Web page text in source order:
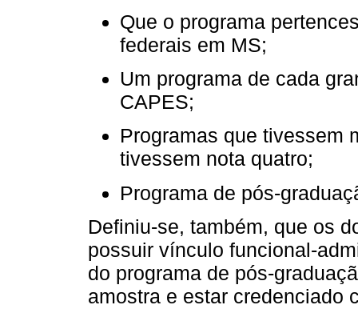
Que o programa
federais em MS;
Um programa de cada
CAPES;
Programas que tivessem
tivessem nota quatro;
Programa de pós-
Definiu-se, também, que os
possuir vínculo funcional-
do programa de pós-
amostra e estar credenciado